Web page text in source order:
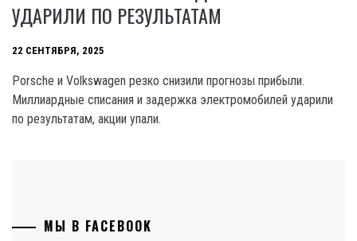
УДАРИЛИ ПО РЕЗУЛЬТАТАМ
22 СЕНТЯБРЯ, 2025
Porsche и Volkswagen резко снизили прогнозы прибыли.
Миллиардные списания и задержка электромобилей ударили
по результатам, акции упали.
МЫ В FACEBOOK